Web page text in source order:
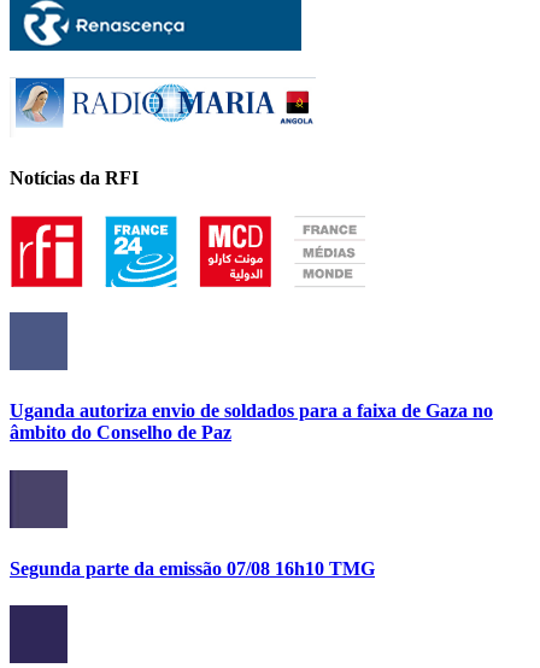
Notícias da RFI
Uganda autoriza envio de soldados para a faixa de Gaza no
âmbito do Conselho de Paz
Segunda parte da emissão 07/08 16h10 TMG